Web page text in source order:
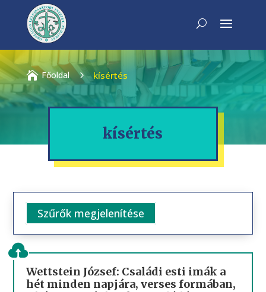
 Főoldal 5 kísértés
kísértés
Wettstein József: Családi esti imák a
hét minden napjára, verses formában,
Szűrők megjelenítése